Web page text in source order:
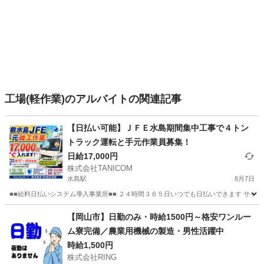
工場(軽作業)のアルバイトの関連記事
【日払い可能】ＪＦＥ水島期間集中工事で４トン
トラック運転と手元作業員募集！
日給17,000円
株式会社TANICOM
水島駅 8月7日
■■給料日払いシステム導入事業所■■ ２４時間３６５日いつでも日払いできます サイ
水島駅 軽作業 トラック
【岡山市】日勤のみ・時給1500円～格安ワンルー
ム寮完備／農業用機械の製造・男性活躍中
時給1,500円
株式会社RING